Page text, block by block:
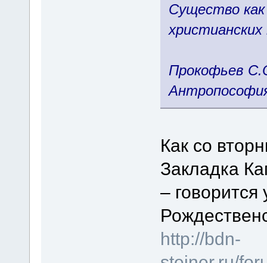
Существо
Прокофьев
Как со
Закладка
–
http://bdn-